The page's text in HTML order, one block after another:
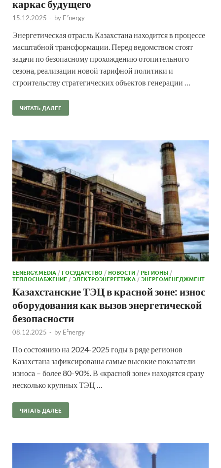
каркас будущего
15.12.2025 - by E²nergy
Энергетическая отрасль Казахстана находится в процессе
масштабной трансформации. Перед ведомством стоят
задачи по безопасному прохождению отопительного
сезона, реализации новой тарифной политики и
строительству стратегических объектов генерации …
ЧИТАТЬ ДАЛЕЕ
EENERGY.MEDIA/ГОСУДАРСТВО /НОВОСТИ/РЕГИОНЫ/
ТЕПЛОСНАБЖЕНИЕ/ЭЛЕКТРОЭНЕРГЕТИКА/ЭНЕРГОМЕНЕДЖМЕНТ
Казахстанские ТЭЦ в красной зоне: износ
оборудования как вызов энергетической
безопасности
08.12.2025 - by E²nergy
По состоянию на 2024-2025 годы в ряде регионов
Казахстана зафиксированы самые высокие показатели
износа – более 80-90%. В «красной зоне» находятся сразу
несколько крупных ТЭЦ …
ЧИТАТЬ ДАЛЕЕ